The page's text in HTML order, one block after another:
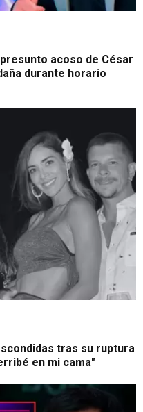
acoso de César
durante horario
tras su ruptura
en mi cama"